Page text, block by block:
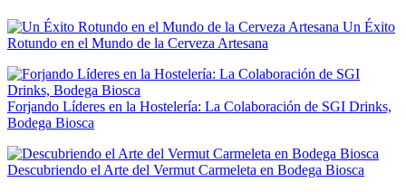
Un Éxito
Rotundo en el Mundo de la Cerveza Artesana
Forjando Líderes en la Hostelería: La Colaboración de SGI Drinks,
Bodega Biosca
Descubriendo el Arte del Vermut Carmeleta en Bodega Biosca